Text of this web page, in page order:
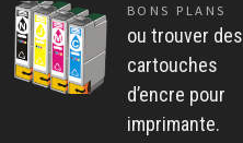
BONS PLANS
ou trouver des
cartouches
d’encre pour
imprimante.